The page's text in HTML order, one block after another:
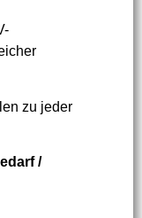
zu jeder
/